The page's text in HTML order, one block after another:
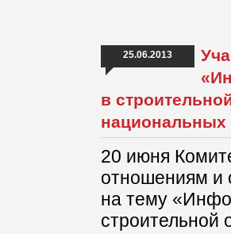
25.06.2013
в
​20 июня
отношениям и
на тему
строительной